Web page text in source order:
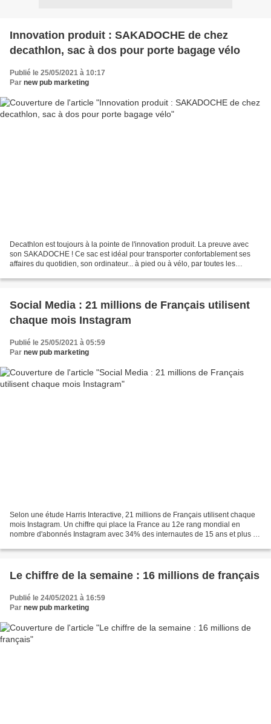
Innovation produit : SAKADOCHE de chez
decathlon, sac à dos pour porte bagage vélo
Publié le 25/05/2021 à 10:17
Par new pub marketing
Decathlon est toujours à la pointe de l'innovation produit. La preuve avec
son SAKADOCHE ! Ce sac est idéal pour transporter confortablement ses
affaires du quotidien, son ordinateur... à pied ou à vélo, par toutes les
Social Media : 21 millions de Français utilisent
chaque mois Instagram
Publié le 25/05/2021 à 05:59
Par new pub marketing
Selon une étude Harris Interactive, 21 millions de Français utilisent chaque
mois Instagram. Un chiffre qui place la France au 12e rang mondial en
nombre d'abonnés Instagram avec 34% des internautes de 15 ans et plus en
Le chiffre de la semaine : 16 millions de français
Publié le 24/05/2021 à 16:59
Par new pub marketing